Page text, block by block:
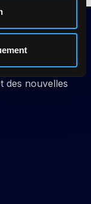
des nouvelles